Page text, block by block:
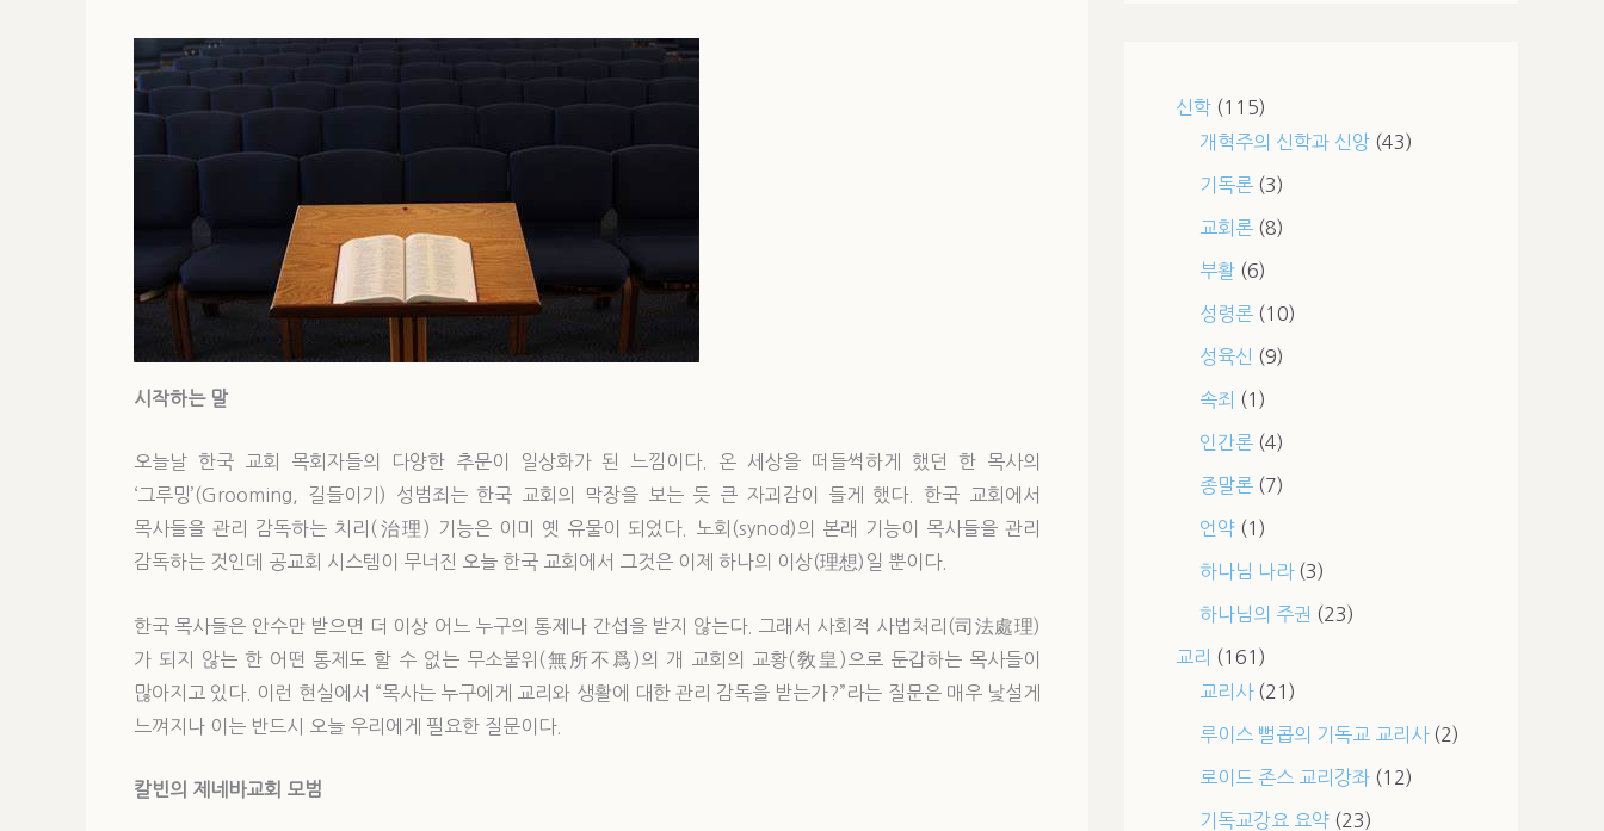
시작하는 말
오늘날 한국 교회 목회자들의 다양한 추문이 일상화가 된 느낌이다. 온 세상을 떠들썩하게 했던 한 목사의
‘그루밍’(Grooming, 길들이기) 성범죄는 한국 교회의 막장을 보는 듯 큰 자괴감이 들게 했다. 한국 교회에서
목사들을 관리 감독하는 치리(治理) 기능은 이미 옛 유물이 되었다. 노회(synod)의 본래 기능이 목사들을 관리
감독하는 것인데 공교회 시스템이 무너진 오늘 한국 교회에서 그것은 이제 하나의 이상(理想)일 뿐이다.
한국 목사들은 안수만 받으면 더 이상 어느 누구의 통제나 간섭을 받지 않는다. 그래서 사회적 사법처리(司法處理)
가 되지 않는 한 어떤 통제도 할 수 없는 무소불위(無所不爲)의 개 교회의 교황(敎皇)으로 둔갑하는 목사들이
많아지고 있다. 이런 현실에서 “목사는 누구에게 교리와 생활에 대한 관리 감독을 받는가?”라는 질문은 매우 낯설게
느껴지나 이는 반드시 오늘 우리에게 필요한 질문이다.
칼빈의 제네바교회 모범
신학(115)
개혁주의 신학과 신앙(43)
기독론(3)
교회론(8)
부활(6)
성령론(10)
성육신 (9)
속죄 (1)
인간론(4)
종말론(7)
언약(1)
하나님 나라(3)
하나님의 주권 (23)
교리 (161)
교리사(21)
루이스 뻘콥의 기독교 교리사(2)
로이드 존스 교리강좌(12)
기독교강요 요약(23)